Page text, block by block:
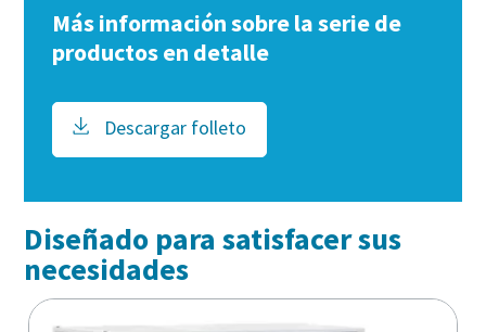
Más información sobre la serie de
productos en detalle
Descargar folleto
Diseñado para satisfacer sus
necesidades